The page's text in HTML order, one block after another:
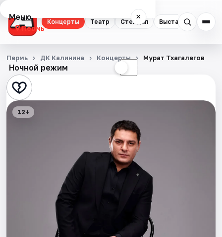
Концерты Театр Стендап Выставки
Меню ×
Пермь
Концерты
Театр
Стендап
Ночной режим ☾
Пермь ДК Калинина Концерты Мурат Тхагалегов
12+